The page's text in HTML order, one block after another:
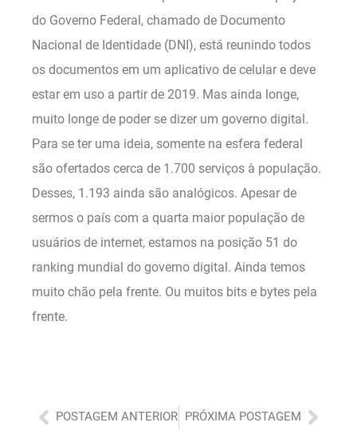
do Governo Federal, chamado de Documento
Nacional de Identidade (DNI), está reunindo todos
os documentos em um aplicativo de celular e deve
estar em uso a partir de 2019. Mas ainda longe,
muito longe de poder se dizer um governo digital.
Para se ter uma ideia, somente na esfera federal
são ofertados cerca de 1.700 serviços à população.
Desses, 1.193 ainda são analógicos. Apesar de
sermos o país com a quarta maior população de
usuários de internet, estamos na posição 51 do
ranking mundial do governo digital. Ainda temos
muito chão pela frente. Ou muitos bits e bytes pela
frente.
Anterior
POSTAGEM ANTERIOR PRÓXIMA POSTAGEM